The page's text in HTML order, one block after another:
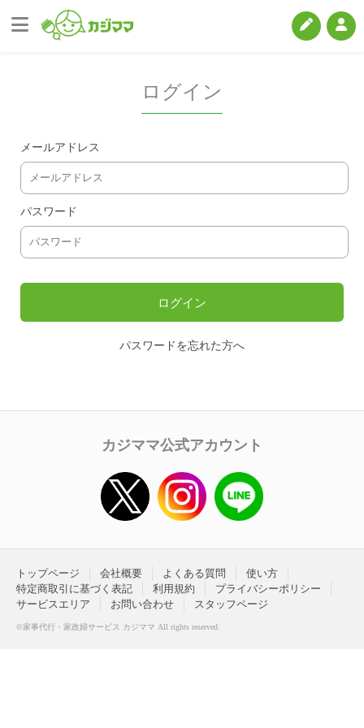
ログイン
メールアドレス
パスワード
パスワードを忘れた方へ
カジママ公式アカウント
トップページ 会社概要 よくある質問
使い方
特定商取引に基づく表記
利用規約
プライバシーポリシー
サービスエリア
お問い合わせ スタッフページ
©家事代行・家政婦サービス カジママ All rights reserved.